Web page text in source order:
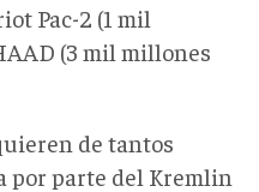
Pac-2 (1 mil
(3 mil millones
de tantos
por parte del Kremlin